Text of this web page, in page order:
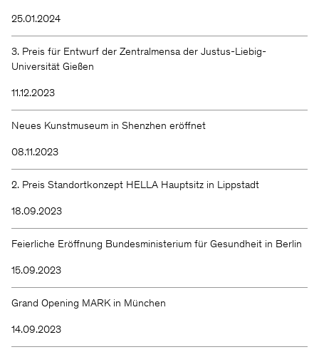
25.01.2024
3. Preis für Entwurf der Zentralmensa der Justus-Liebig-
Universität Gießen
11.12.2023
Neues Kunstmuseum in Shenzhen eröffnet
08.11.2023
2. Preis Standortkonzept HELLA Hauptsitz in Lippstadt
18.09.2023
Feierliche Eröffnung Bundesministerium für Gesundheit in Berlin
15.09.2023
Grand Opening MARK in München
14.09.2023